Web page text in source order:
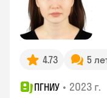
4.73 5
ПГНИУ • 2023 г.